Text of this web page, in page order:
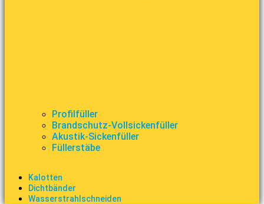
Profilfüller
Brandschutz-Vollsickenfüller
Akustik-Sickenfüller
Füllerstäbe
Kalotten
Dichtbänder
Wasserstrahlschneiden